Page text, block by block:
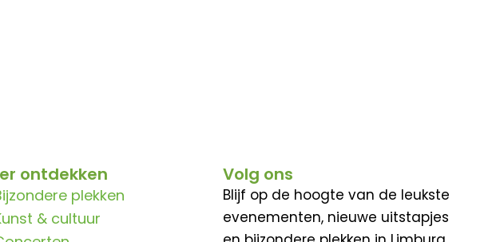
ontdekken
plekken
& cultuur
Volg ons
Blijf op de hoogte van de leukste
evenementen, nieuwe uitstapjes